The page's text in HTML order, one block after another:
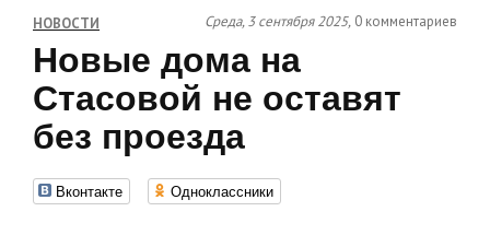
НОВОСТИ Среда, 3 сентября 2025, 0 комментариев
Новые дома на
Стасовой не оставят
без проезда
Вконтакте Одноклассники